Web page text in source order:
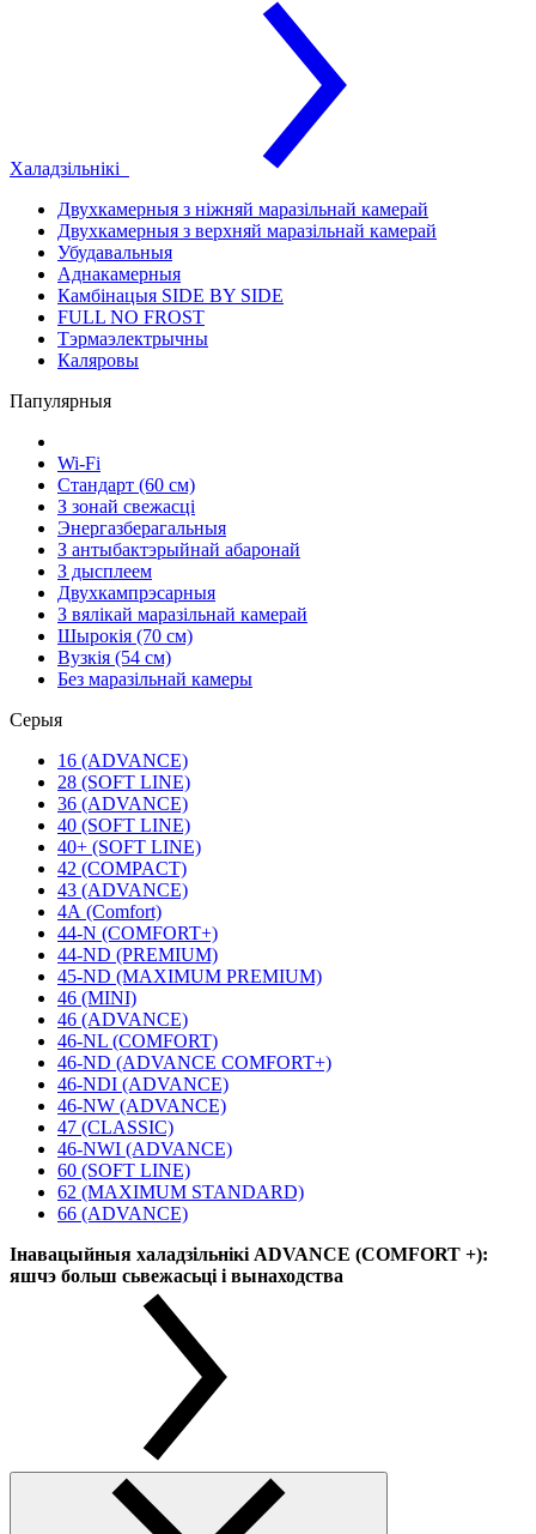
Халадзільнікі
Двухкамерныя з ніжняй маразільнай камерай
Двухкамерныя з верхняй маразільнай камерай
Убудавальныя
Аднакамерныя
Камбінацыя SIDE BY SIDE
FULL NO FROST
Тэрмаэлектрычны
Каляровы
Папулярныя
Wi-Fi
Стандарт (60 см)
З зонай свежасці
Энергазберагальныя
З антыбактэрыйнай абаронай
З дысплеем
Двухкампрэсарныя
З вялікай маразільнай камерай
Шырокія (70 см)
Вузкія (54 см)
Без маразільнай камеры
Серыя
16 (ADVANCE)
28 (SOFT LINE)
36 (ADVANCE)
40 (SOFT LINE)
40+ (SOFT LINE)
42 (COMPACT)
43 (ADVANCE)
4А (Comfort)
44-N (COMFORT+)
44-ND (PREMIUM)
45-ND (MAXIMUM PREMIUM)
46 (MINI)
46 (ADVANCE)
46-NL (COMFORT)
46-ND (ADVANCE COMFORT+)
46-NDI (ADVANCE)
46-NW (ADVANCE)
47 (CLASSIC)
46-NWI (ADVANCE)
60 (SOFT LINE)
62 (MAXIMUM STANDARD)
66 (ADVANCE)
Інавацыйныя халадзільнікі ADVANCE (COMFORT +):
яшчэ больш сьвежасьці і вынаходства